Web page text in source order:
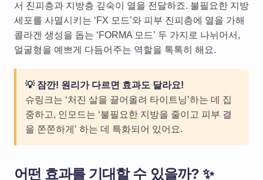
서 진피층과 지방층 깊숙이 열을 전달하죠. 불필요한 지방
세포를 사멸시키는 ‘FX 모드’와 피부 진피층에 열을 가해
콜라겐 생성을 돕는 ‘FORMA 모드’ 두 가지로 나뉘어서,
얼굴형을 예쁘게 다듬어주는 역할을 톡톡히 해요.
💡 잠깐! 원리가 다르면 효과도 달라요!
슈링크는 ‘처진 살을 끌어올려 타이트닝’하는 데 집
중하고, 인모드는 ‘불필요한 지방을 줄이고 피부 결
을 쫀쫀하게’ 하는 데 특화되어 있어요.
어떤 효과를 기대할 수 있을까? ✨